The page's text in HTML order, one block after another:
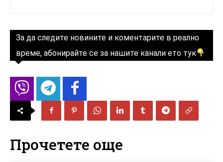
За да следите новините и коментарите в реално
време, абонирайте се за нашите канали ето тук
Прочетете още